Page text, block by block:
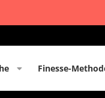
Finesse-